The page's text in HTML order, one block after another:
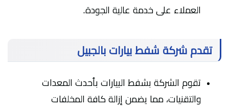
العملاء على خدمة عالية الجودة.
تقدم شركة شفط بيارات بالجبيل
تقوم الشركة بشفط البيارات بأحدث المعدات
والتقنيات، مما يضمن إزالة كافة المخلفات